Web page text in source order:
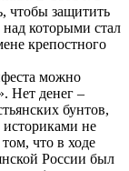
чтобы защитить
над которыми стал
крепостного
можно
Нет денег –
бунтов,
не
что в ходе
России был